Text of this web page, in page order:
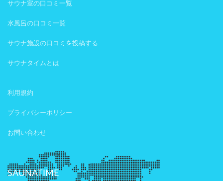
サウナ室の口コミ一覧
水風呂の口コミ一覧
サウナ施設の口コミを投稿する
サウナタイムとは
利用規約
プライバシーポリシー
お問い合わせ
SAUNATIME